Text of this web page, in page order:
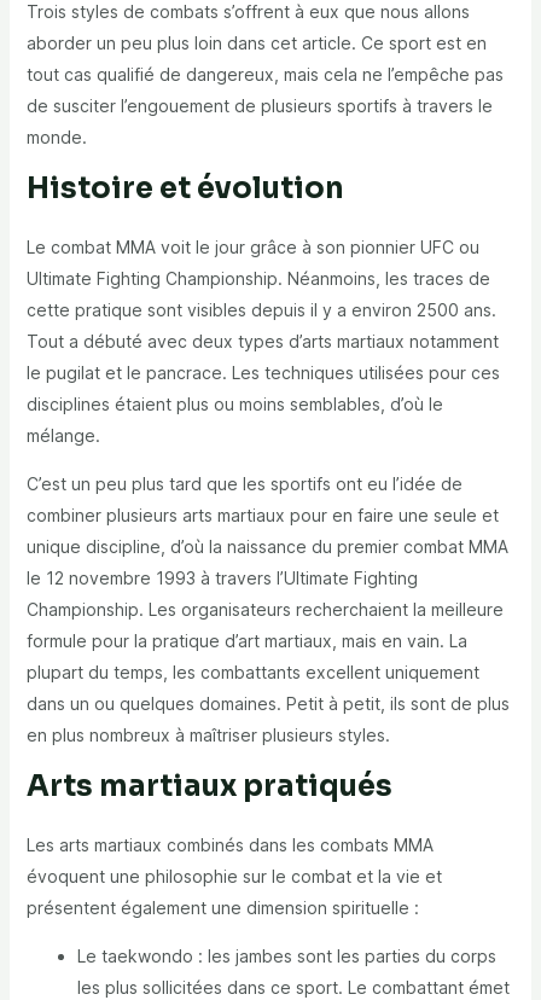
Trois styles de combats s’offrent à eux que nous allons
aborder un peu plus loin dans cet article. Ce sport est en
tout cas qualifié de dangereux, mais cela ne l’empêche pas
de susciter l’engouement de plusieurs sportifs à travers le
monde.
Histoire et évolution
Le combat MMA voit le jour grâce à son pionnier UFC ou
Ultimate Fighting Championship. Néanmoins, les traces de
cette pratique sont visibles depuis il y a environ 2500 ans.
Tout a débuté avec deux types d’arts martiaux notamment
le pugilat et le pancrace. Les techniques utilisées pour ces
disciplines étaient plus ou moins semblables, d’où le
mélange.
C’est un peu plus tard que les sportifs ont eu l’idée de
combiner plusieurs arts martiaux pour en faire une seule et
unique discipline, d’où la naissance du premier combat MMA
le 12 novembre 1993 à travers l’Ultimate Fighting
Championship. Les organisateurs recherchaient la meilleure
formule pour la pratique d’art martiaux, mais en vain. La
plupart du temps, les combattants excellent uniquement
dans un ou quelques domaines. Petit à petit, ils sont de plus
en plus nombreux à maîtriser plusieurs styles.
Arts martiaux pratiqués
Les arts martiaux combinés dans les combats MMA
évoquent une philosophie sur le combat et la vie et
présentent également une dimension spirituelle :
Le taekwondo : les jambes sont les parties du corps
les plus sollicitées dans ce sport. Le combattant émet